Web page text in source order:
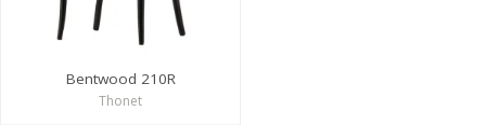
Bentwood 210R
Thonet